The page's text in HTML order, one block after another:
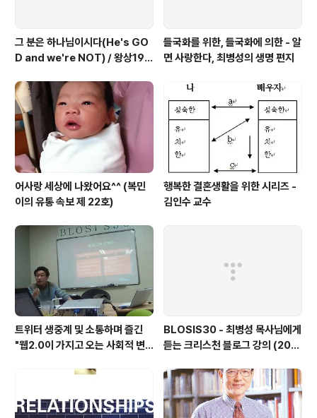
그 분은 하나님이시다(He's GO
D and we're NOT) / 왕상19:1
들국화를 위한, 들국화에 의한 - 알
면 사랑한다, 최병성의 생명 편지
어사랑 세상에 나왔어요^^ (복민
이의 유통 속보 제 22호)
행복한 결혼생활을 위한 시리즈 -
김인수 교수
트위터 생중계 및 소통하며 즐긴
"웹2.0이 가지고 오는 사회적 변
BLOSIS30 - 최병성 목사님에게
듣는 크리스천 블로그 강의 (200